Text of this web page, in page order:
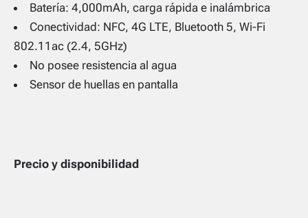
Batería: 4,000mAh, carga rápida e inalámbrica
Conectividad: NFC, 4G LTE, Bluetooth 5, Wi-Fi
802.11ac (2.4, 5GHz)
No posee resistencia al agua
Sensor de huellas en pantalla
Precio y disponibilidad